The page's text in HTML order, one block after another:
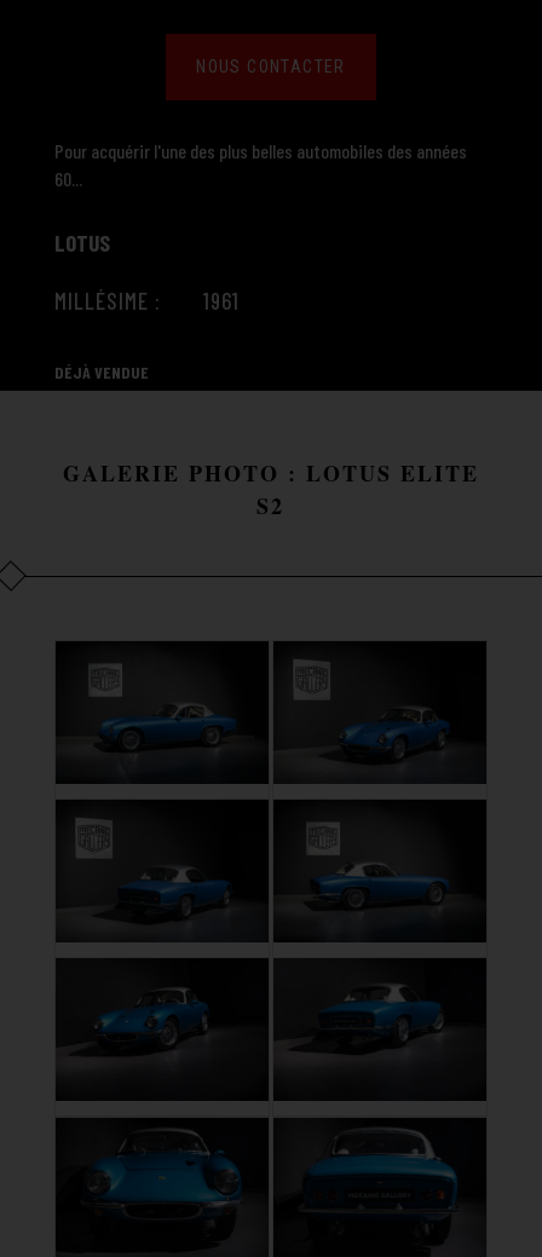
NOUS CONTACTER
Pour acquérir l'une des plus belles automobiles des années
60...
LOTUS
MILLÉSIME : 1961
DÉJÀ VENDUE
GALERIE PHOTO : LOTUS ELITE
S2